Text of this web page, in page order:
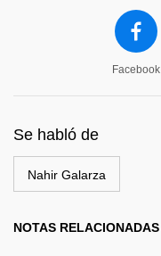
Facebook
Se habló de
Nahir Galarza
NOTAS RELACIONADAS